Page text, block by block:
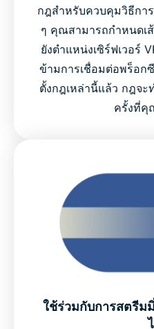
กฎสำหรับควบคุมวิธีการ
ๆ คุณสามารถกำหนดเ
ยังตำแหน่งเซิร์ฟเวอร์
ข้ามการเชื่อมต่อพร็อก
ตั้งกฎเหล่านี้แล้ว กฎจ
ครั้งที่คุ
ใช้ร่วมกับการสตรีม